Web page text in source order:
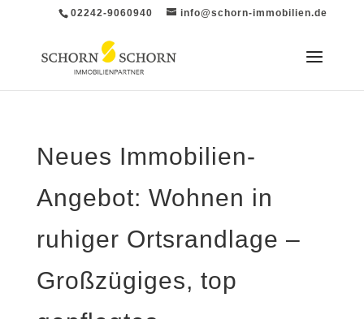
02242-9060940 info@schorn-immobilien.de
Neues Immobilien-
Angebot: Wohnen in
ruhiger Ortsrandlage –
Großzügiges, top